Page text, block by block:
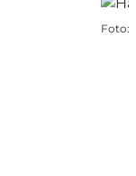
Foto: